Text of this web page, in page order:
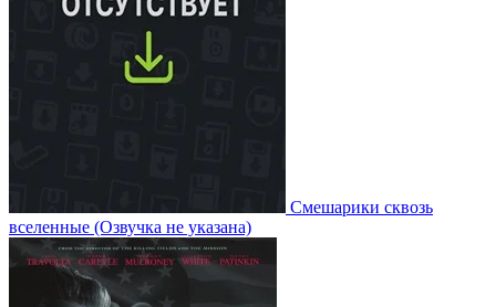
Смешарики сквозь
вселенные (Озвучка не указана)